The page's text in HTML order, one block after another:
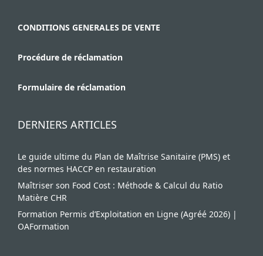
CONDITIONS GENERALES DE VENTE
Procédure de réclamation
Formulaire de réclamation
DERNIERS ARTICLES
Le guide ultime du Plan de Maîtrise Sanitaire (PMS) et
des normes HACCP en restauration
Maîtriser son Food Cost : Méthode & Calcul du Ratio
Matière CHR
Formation Permis d’Exploitation en Ligne (Agréé 2026) |
OAFormation